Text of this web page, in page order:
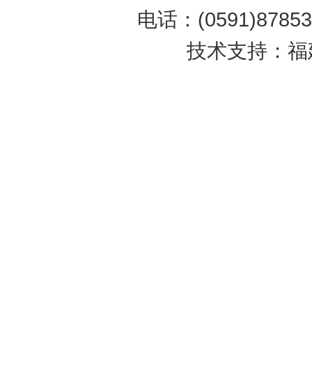
电话：
技术支持：